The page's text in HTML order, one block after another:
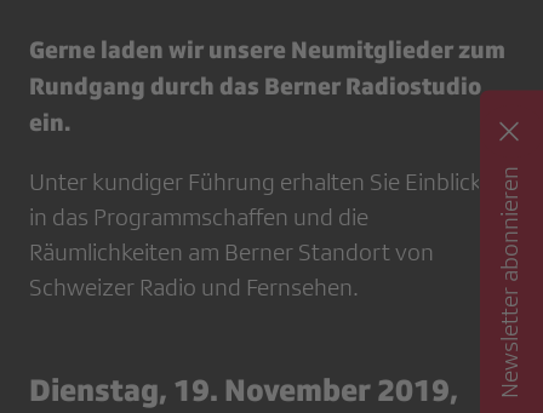
Gerne laden wir unsere Neumitglieder zum
Rundgang durch das Berner Radiostudio
ein.
Unter kundiger Führung erhalten Sie Einblicke
in das Programmschaffen und die
Räumlichkeiten am Berner Standort von
Schweizer Radio und Fernsehen.
Dienstag, 19. November 2019,
Newsletter abonnieren